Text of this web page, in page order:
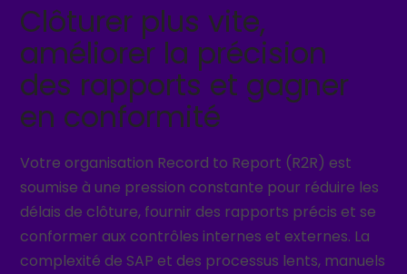
Clôturer plus vite,
améliorer la précision
des rapports et gagner
en conformité
Votre organisation Record to Report (R2R) est
soumise à une pression constante pour réduire les
délais de clôture, fournir des rapports précis et se
conformer aux contrôles internes et externes. La
complexité de SAP et des processus lents, manuels